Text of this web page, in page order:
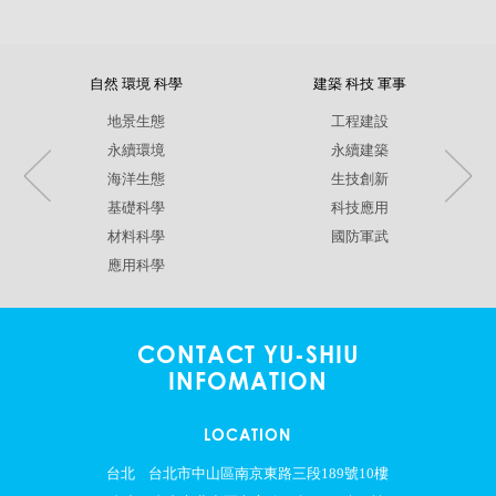
自然 環境 科學
地景生態
永續環境
海洋生態
基礎科學
材料科學
應用科學
建築 科技 軍事
工程建設
永續建築
生技創新
科技應用
國防軍武
CONTACT YU-SHIU
INFOMATION
LOCATION
台北
台北市中山區南京東路三段189號10樓